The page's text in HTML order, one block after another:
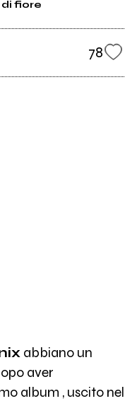
fiore
78
abbiano un
aver
album , uscito nel